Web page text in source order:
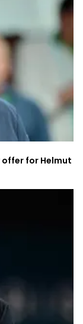
offer for Helmut